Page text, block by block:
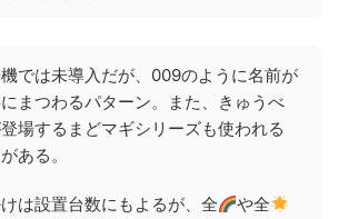
機では未導入だが、009のように名前が
まつわるパターン。また、きゅうべ
場するまどマギシリーズも使われる
ある。
は設置台数にもよるが、全
や全